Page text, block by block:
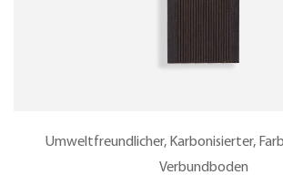
Umweltfreundlicher, Karbonisierter,
Verbundboden